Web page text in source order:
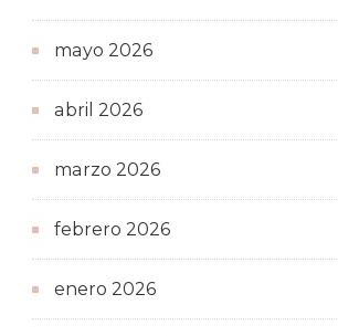
mayo 2026
abril 2026
marzo 2026
febrero 2026
enero 2026